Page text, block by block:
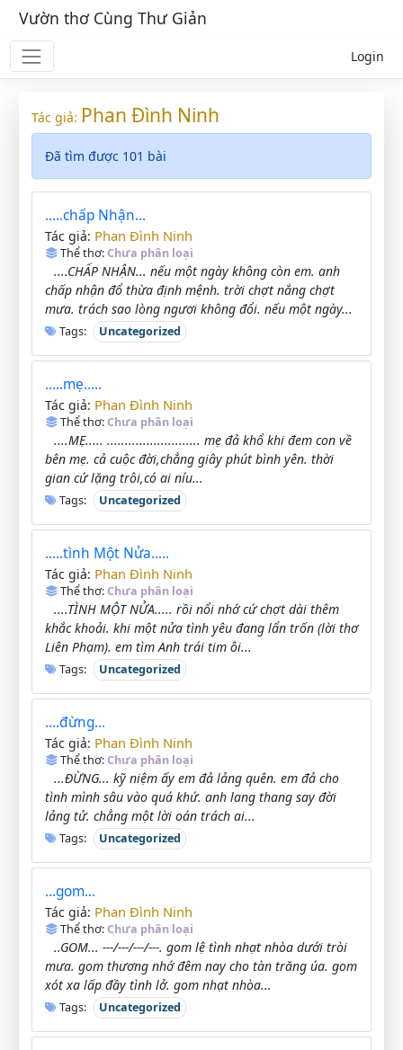
Vườn thơ Cùng Thư Giản
Login
Tác giả: Phan Đình Ninh
Đã tìm được 101 bài
.....chấp Nhận...
Tác giả: Phan Đình Ninh
Thể thơ:Chưa phân loại
....CHẤP NHẬN... nếu một ngày không còn em. anh
chấp nhận đổ thừa định mệnh. trời chợt nắng chợt
mưa. trách sao lòng ngươi không đổi. nếu một ngày...
Tags: Uncategorized
.....mẹ.....
Tác giả: Phan Đình Ninh
Thể thơ:Chưa phân loại
....MẸ..... .......................... mẹ đả khổ khi đem con về
bên mẹ. cả cuộc đời,chẳng giây phút bình yên. thời
gian cứ lặng trôi,có ai níu...
Tags: Uncategorized
.....tình Một Nửa.....
Tác giả: Phan Đình Ninh
Thể thơ:Chưa phân loại
....TÌNH MỘT NỬA..... rồi nổi nhớ cứ chợt dài thêm
khắc khoải. khi một nửa tình yêu đang lẩn trốn (lời thơ
Liên Phạm). em tìm Anh trái tim ôi...
Tags: Uncategorized
....đừng...
Tác giả: Phan Đình Ninh
Thể thơ:Chưa phân loại
...ĐỪNG... kỹ niệm ấy em đả lảng quên. em đả cho
tình mình sâu vào quá khứ. anh lang thang say đời
lảng tử. chẳng một lời oán trách ai...
Tags: Uncategorized
...gom...
Tác giả: Phan Đình Ninh
Thể thơ:Chưa phân loại
..GOM... ---/---/---/---. gom lệ tình nhạt nhòa dưới tròi
mưa. gom thương nhớ đêm nay cho tàn trăng úa. gom
xót xa lấp đầy tình lở. gom nhạt nhòa...
Tags: Uncategorized